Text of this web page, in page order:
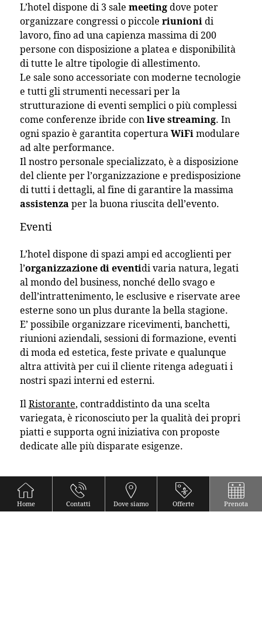
L’hotel dispone di 3 sale meetingdove poter
organizzare congressi o piccole riunionidi
lavoro, fino ad una capienza massima di 200
persone con disposizione a platea e disponibilità
di tutte le altre tipologie di allestimento.
Le sale sono accessoriate con moderne tecnologie
e tutti gli strumenti necessari per la
strutturazione di eventi semplici o più complessi
come conferenze ibride conlive streaming. In
ogni spazio è garantita coperturaWiFimodulare
ad alte performance.
Il nostro personale specializzato, è a disposizione
del cliente per l’organizzazione e predisposizione
di tutti i dettagli, al fine di garantire la massima
assistenza per la buona riuscita dell’evento.
Eventi
L’hotel dispone di spazi ampi ed accoglienti per
l’organizzazione di eventidi varia natura, legati
al mondo del business, nonché dello svago e
dell’intrattenimento, le esclusive e riservate aree
esterne sono un plus durante la bella stagione.
E’ possibile organizzare ricevimenti, banchetti,
riunioni aziendali, sessioni di formazione, eventi
di moda ed estetica, feste private e qualunque
altra attività per cui il cliente ritenga adeguati i
nostri spazi interni ed esterni.
IlRistorante, contraddistinto da una scelta
variegata, è riconosciuto per la qualità dei propri
piatti e supporta ogni iniziativa con proposte
dedicate alle più disparate esigenze.
CONTENT BLOCKS
Home Contatti Dove siamo Offerte Prenota